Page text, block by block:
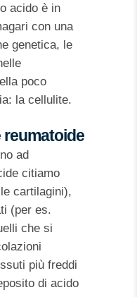
acido è in
con una
genetica, le
poco
la cellulite.
ad
citiamo
cartilagini),
(per es.
che si
più freddi
di acido